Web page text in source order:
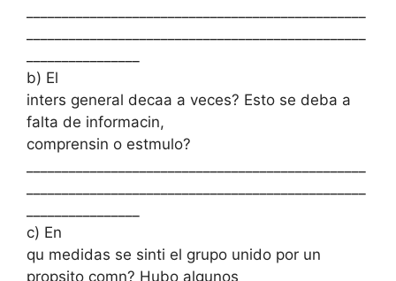
b) El
inters general decaa a veces? Esto se deba a
falta de informacin,
comprensin o estmulo?
c) En
qu medidas se sinti el grupo unido por un
propsito comn? Hubo algunos